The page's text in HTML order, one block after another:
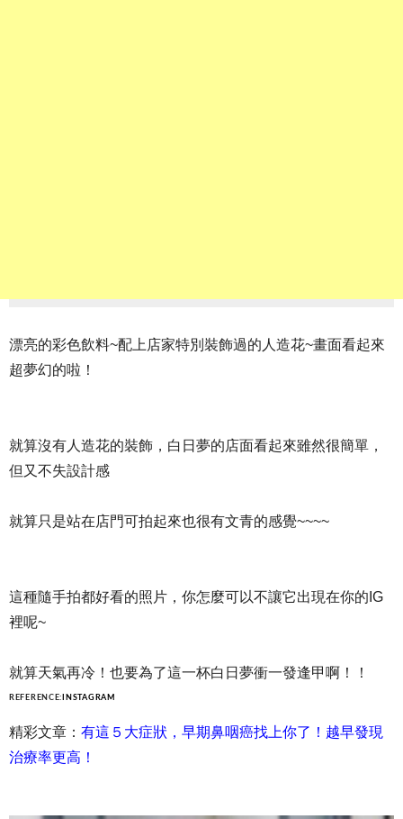
漂亮的彩色飲料~配上店家特別裝飾過的人造花~畫面看起來
超夢幻的啦！
就算沒有人造花的裝飾，白日夢的店面看起來雖然很簡單，
但又不失設計感
就算只是站在店門可拍起來也很有文青的感覺~~~~
這種隨手拍都好看的照片，你怎麼可以不讓它出現在你的IG
裡呢~
就算天氣再冷！也要為了這一杯白日夢衝一發逢甲啊！！
REFERENCE: INSTAGRAM
精彩文章： 有這５大症狀，早期鼻咽癌找上你了！越早發現
治療率更高！